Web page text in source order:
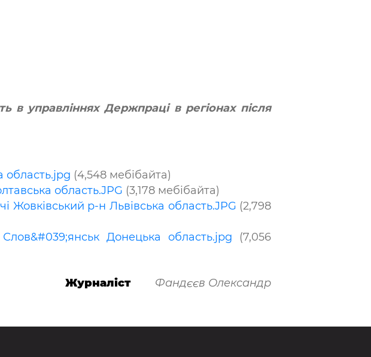
управліннях Держпраці в регіонах після
область.jpg (4,548 мебібайта)
область.JPG (3,178 мебібайта)
Жовківський р-н Львівська область.JPG (2,798
Донецька область.jpg (7,056
Журналіст Фандєєв Олександр